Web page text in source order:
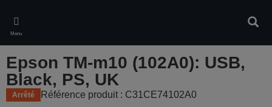
main
content
Menu
Epson TM-m10 (102A0): USB,
Black, PS, UK
Arrêté Référence produit : C31CE74102A0